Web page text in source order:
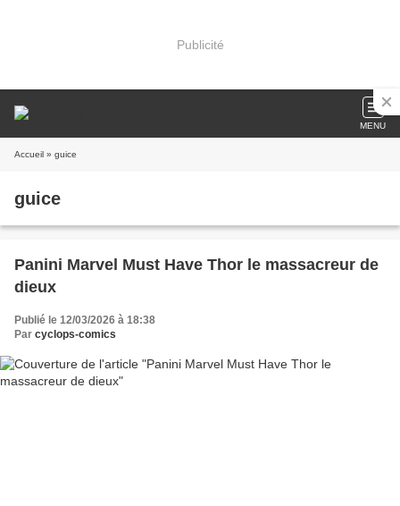
Publicité
MENU
Accueil » guice
guice
Panini Marvel Must Have Thor le massacreur de
dieux
Publié le 12/03/2026 à 18:38
Par cyclops-comics